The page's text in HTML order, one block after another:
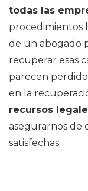
todas las
procedimientos
de un abogado
recuperar esas
parecen
en la
recursos
asegurarnos de
satisfechas.